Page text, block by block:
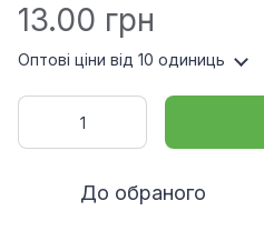
13.00 грн
Оптові ціни від 10 одиниць
До обраного